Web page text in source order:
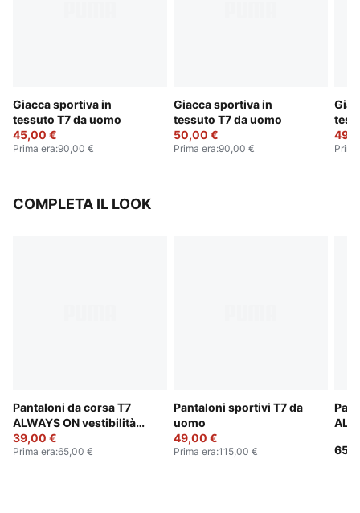
Giacca sportiva in
tessuto T7 da uomo
45,00 €
Prima era:90,00 €
Giacca sportiva in
tessuto T7 da uomo
50,00 €
Prima era:90,00 €
COMPLETA IL LOOK
Pantaloni da corsa T7
ALWAYS ON vestibilità
comoda da uomo
39,00 €
Prima era:65,00 €
Pantaloni sportivi T7 da
uomo
49,00 €
Prima era:115,00 €